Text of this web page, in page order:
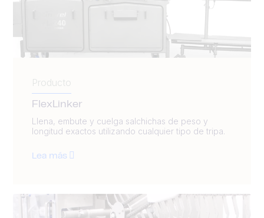
Producto
FlexLinker
Llena, embute y cuelga salchichas de peso y
longitud exactos utilizando cualquier tipo de tripa.
Lea más